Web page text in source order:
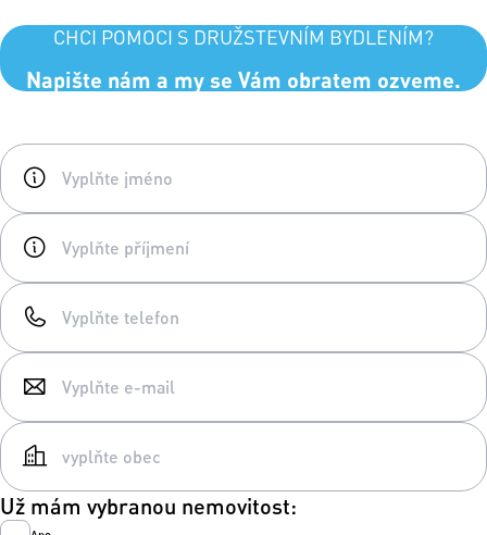
CHCI POMOCI S DRUŽSTEVNÍM BYDLENÍM?
Napište nám a my se Vám obratem ozveme.
Už mám vybranou nemovitost: